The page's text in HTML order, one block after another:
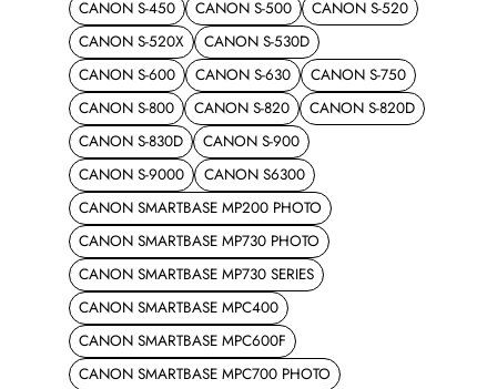
CANON S-450 CANON S-500
CANON S-520
CANON S-520X
CANON S-530D
CANON S-600
CANON S-630
CANON S-750
CANON S-800
CANON S-820
CANON S-820D
CANON S-830D
CANON S-900
CANON S-9000
CANON S6300
CANON SMARTBASE MP200 PHOTO
CANON SMARTBASE MP730 PHOTO
CANON SMARTBASE MP730 SERIES
CANON SMARTBASE MPC400
CANON SMARTBASE MPC600F
CANON SMARTBASE MPC700 PHOTO